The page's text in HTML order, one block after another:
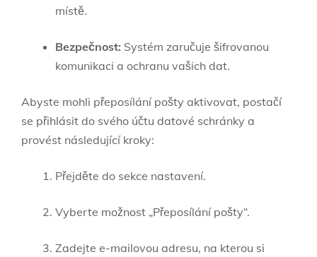
místě.
Bezpečnost: Systém zaručuje šifrovanou
komunikaci a ochranu vašich dat.
Abyste mohli přeposílání pošty aktivovat, postačí
se přihlásit do svého účtu datové schránky a
provést následující kroky:
Přejděte do sekce nastavení.
Vyberte možnost „Přeposílání pošty“.
Zadejte e-mailovou adresu, na kterou si